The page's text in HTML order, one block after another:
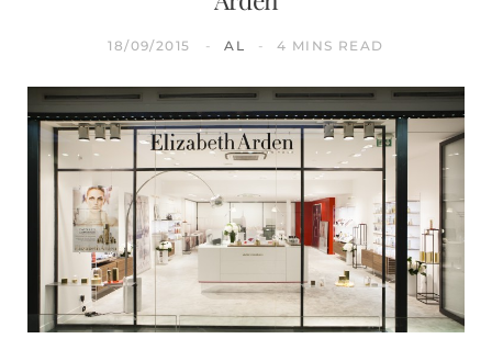
18/09/2015 AL 4 MINS READ